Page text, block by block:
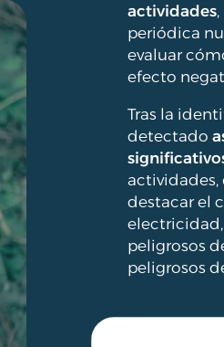
actividades
periódica
evaluar
efecto
Tras la
detectado
actividades,
destacar el
peligrosos
peligrosos